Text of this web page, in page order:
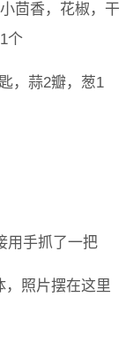
茴香，花椒，干
个
，蒜2瓣，葱1
用手抓了一把
，照片摆在这里